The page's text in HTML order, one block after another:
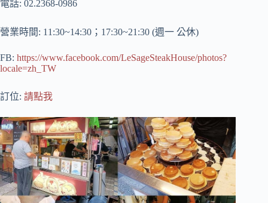
電話: 02.2368-0986
營業時間: 11:30~14:30；17:30~21:30 (週一 公休)
FB: https://www.facebook.com/LeSageSteakHouse/photos?
locale=zh_TW
訂位: 請點我